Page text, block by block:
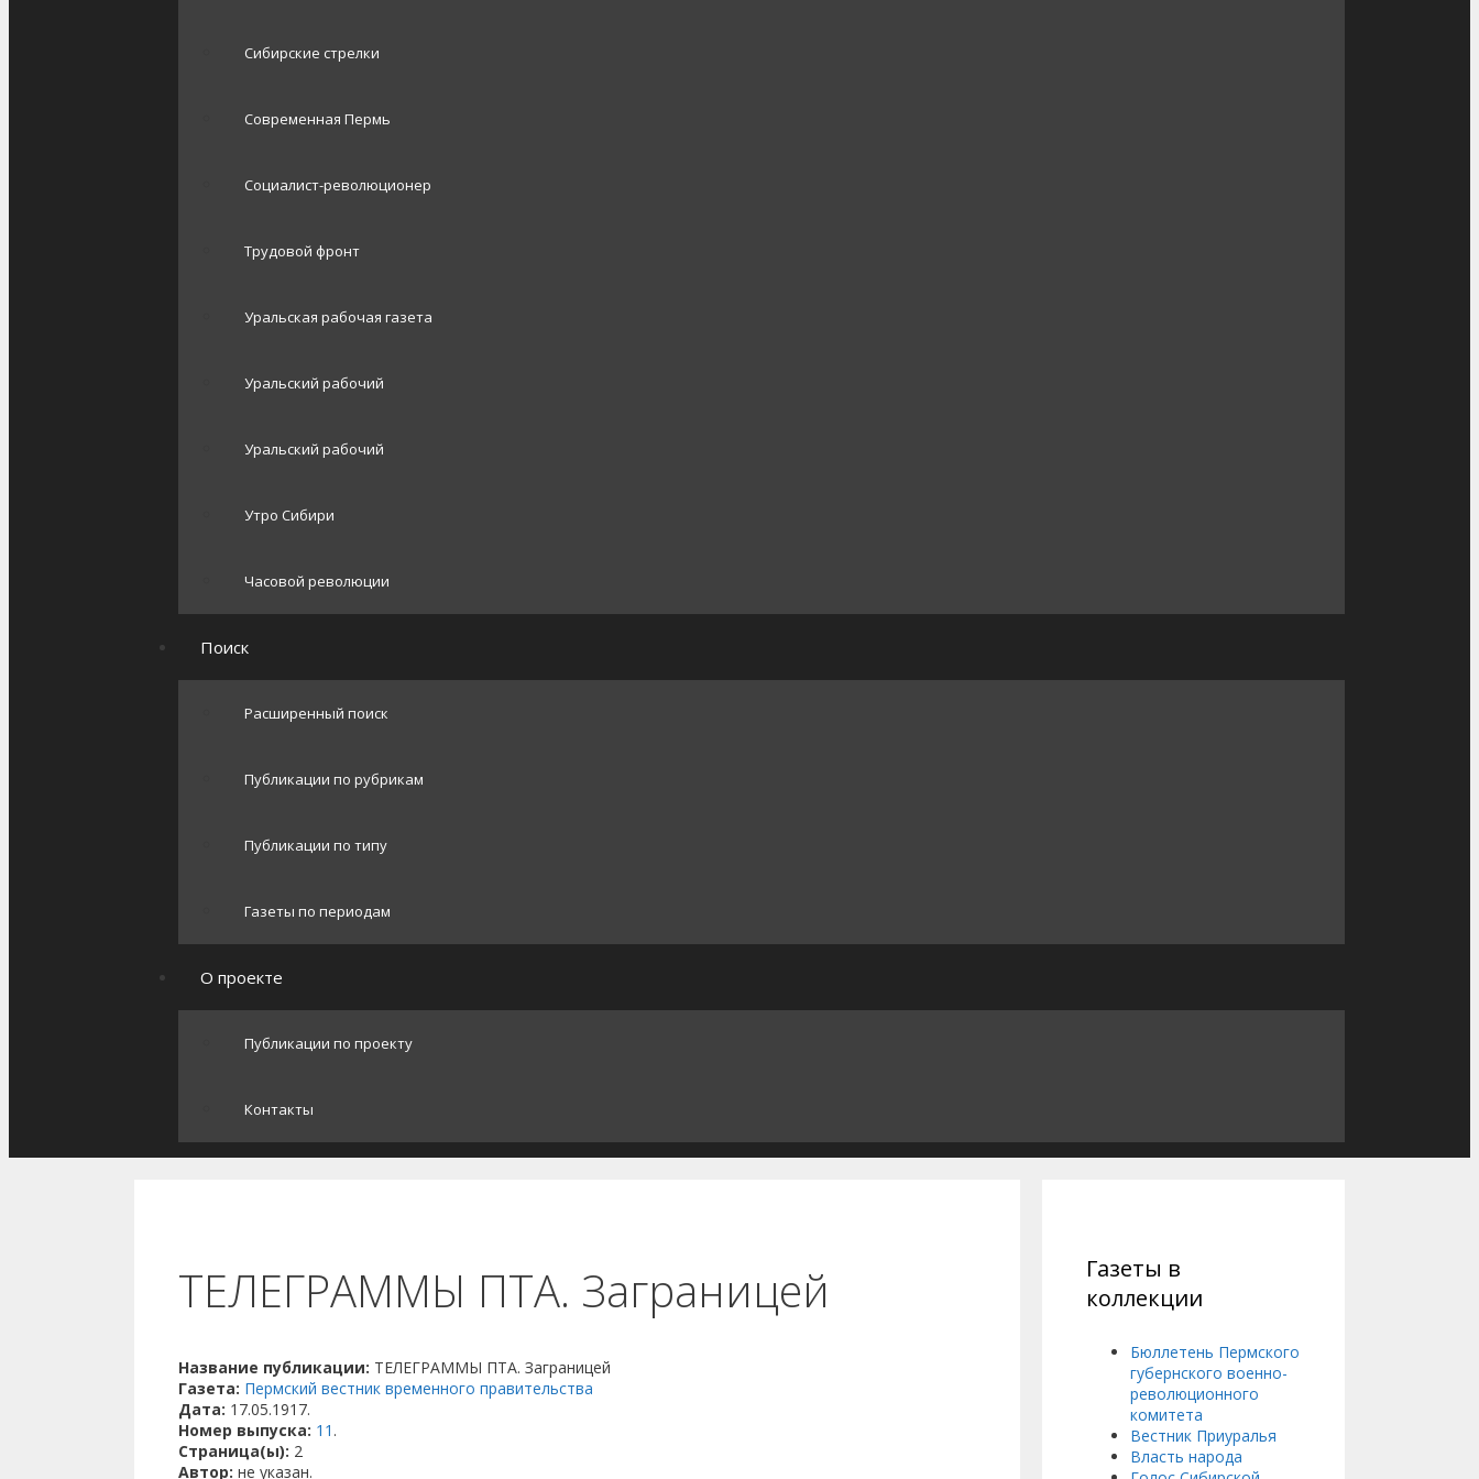
Сибирские стрелки
Современная Пермь
Социалист-революционер
Трудовой фронт
Уральская рабочая газета
Уральский рабочий
Уральский рабочий
Утро Сибири
Часовой революции
Поиск
Расширенный поиск
Публикации по рубрикам
Публикации по типу
Газеты по периодам
О проекте
Публикации по проекту
Контакты
ТЕЛЕГРАММЫ ПТА. Заграницей
Название публикации: ТЕЛЕГРАММЫ ПТА. Заграницей
Газета: Пермский вестник временного правительства
Дата: 17.05.1917.
Номер выпуска: 11 .
Страница(ы): 2
Автор: не указан.
Газеты в
коллекции
Бюллетень Пермского
губернского военно-
революционного
комитета
Вестник Приуралья
Власть народа